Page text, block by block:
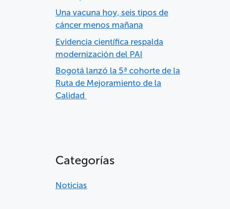
Una vacuna hoy, seis tipos de
cáncer menos mañana
Evidencia científica respalda
modernización del PAI
Bogotá lanzó la 5ª cohorte de la
Ruta de Mejoramiento de la
Calidad
Categorías
Noticias